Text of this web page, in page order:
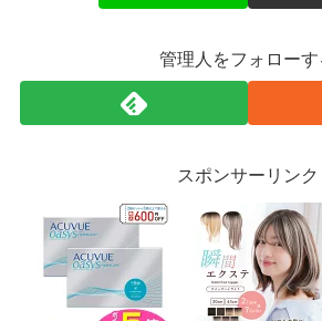
管理人をフォローす
スポンサーリンク